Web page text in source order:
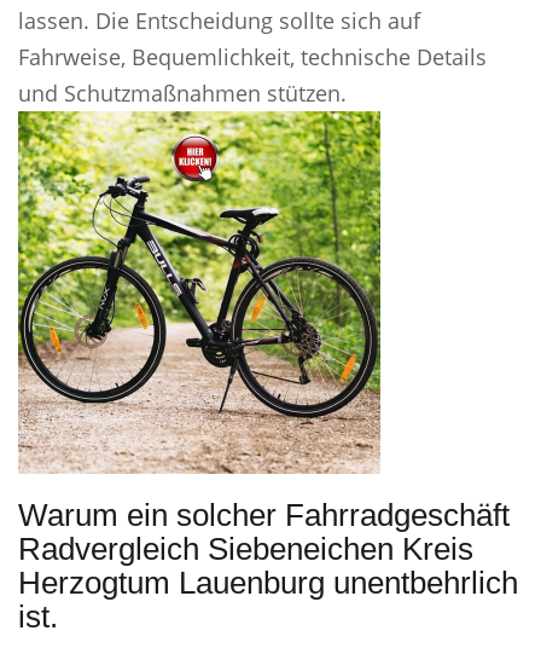
lassen. Die Entscheidung sollte sich auf
Fahrweise, Bequemlichkeit, technische Details
und Schutzmaßnahmen stützen.
Warum ein solcher Fahrradgeschäft
Radvergleich Siebeneichen Kreis
Herzogtum Lauenburg unentbehrlich
ist.